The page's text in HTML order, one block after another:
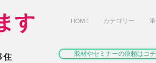
HOME カテゴリー
す
住
取材やセミナーの依頼はコ